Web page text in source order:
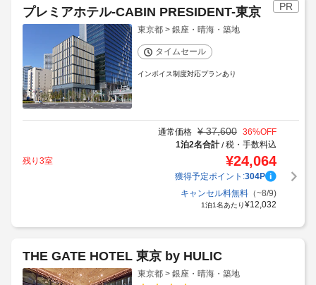
PR
プレミアホテル-CABIN PRESIDENT-東京
東京都 > 銀座・晴海・築地
タイムセール
インボイス制度対応プランあり
通常価格 ¥ 37,600 36%OFF
1泊2名合計/税・手数料込
残り3室
¥24,064
獲得予定ポイント:304P
キャンセル料無料（~8/9)
1泊1名あたり¥12,032
THE GATE HOTEL 東京 by HULIC
東京都 > 銀座・晴海・築地